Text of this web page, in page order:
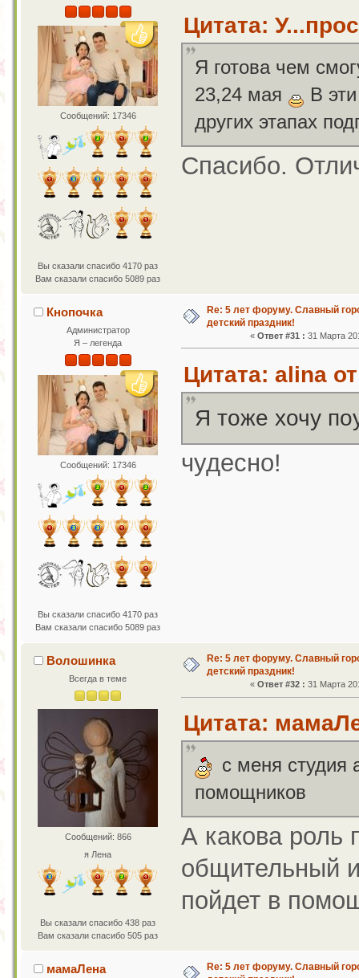
Сообщений: 17346
Вы сказали спасибо 4170 раз
Вам сказали спасибо 5089 раз
Цитата:
Я готова чем
23,24 мая
В
других этапах
Спасибо.
Кнопочка
Администратор
Я – легенда
Сообщений: 17346
Вы сказали спасибо 4170 раз
Вам сказали спасибо 5089 раз
Re: 5 лет форуму. Славный
детский праздник!
« Ответ #31 : 31 Марта
Цитата: alina
Я тоже хочу
чудесно!
Волошинка
Всегда в теме
Сообщений: 866
я Лена
Вы сказали спасибо 438 раз
Вам сказали спасибо 505 раз
Re: 5 лет форуму. Славный
детский праздник!
« Ответ #32 : 31 Марта
Цитата:
с меня студия
помощников
А какова роль
общительный
пойдет в
мамаЛена
Re: 5 лет форуму. Славный